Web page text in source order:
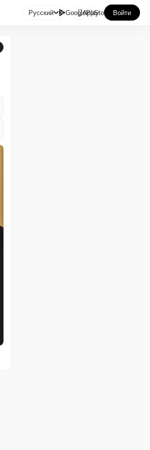
Русский GooglePlay
AppStore Войти